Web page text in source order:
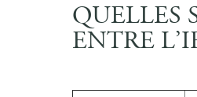
QUELLES
ENTRE